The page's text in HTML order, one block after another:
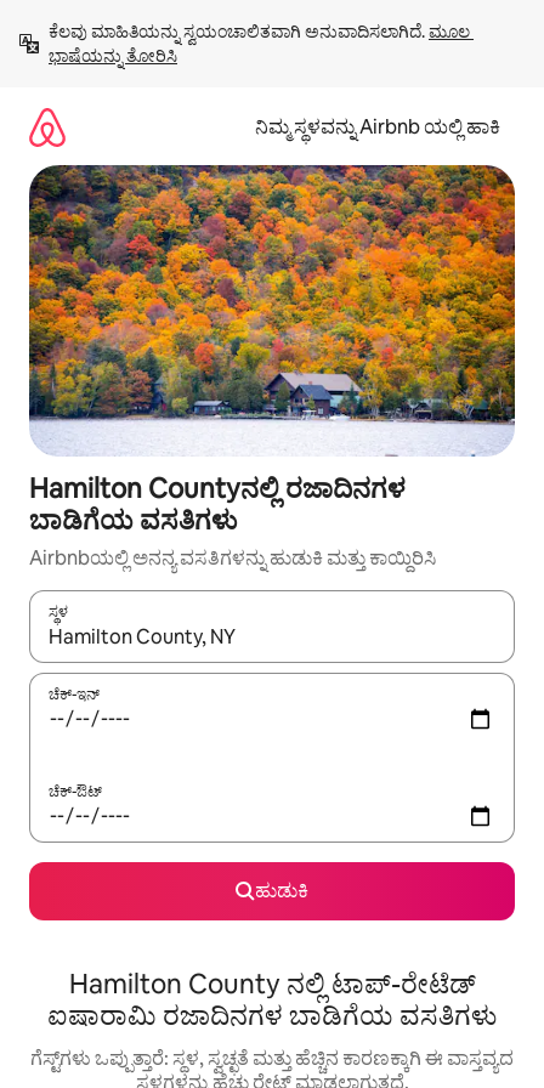
ಹೋಗಿ
ಕೆಲವು ಮಾಹಿತಿಯನ್ನು ಸ್ವಯಂಚಾಲಿತವಾಗಿ ಅನುವಾದಿಸಲಾಗಿದೆ. ಮೂಲ
ಭಾಷೆಯನ್ನು ತೋರಿಸಿ
ನಿಮ್ಮ ಸ್ಥಳವನ್ನು Airbnb ಯಲ್ಲಿ ಹಾಕಿ
Hamilton Countyನಲ್ಲಿ ರಜಾದಿನಗಳ
ಬಾಡಿಗೆಯ ವಸತಿಗಳು
Airbnbಯಲ್ಲಿ ಅನನ್ಯ ವಸತಿಗಳನ್ನು ಹುಡುಕಿ ಮತ್ತು ಕಾಯ್ದಿರಿಸಿ
ಸ್ಥಳ
ಫಲಿತಾಂಶಗಳು ಲಭ್ಯವಿರುವಾಗ, ಅಪ್ ಮತ್ತು ಡೌನ್ ಬಾಣದ ಕೀಲಿಗಳೊಂದಿಗೆ
ಚೆಕ್-ಇನ್
ಚೆಕ್-ಔಟ್
ಹುಡುಕಿ
Hamilton County ನಲ್ಲಿ ಟಾಪ್-ರೇಟೆಡ್
ಐಷಾರಾಮಿ ರಜಾದಿನಗಳ ಬಾಡಿಗೆಯ ವಸತಿಗಳು
ಗೆಸ್ಟ್‌ಗಳು ಒಪ್ಪುತ್ತಾರೆ: ಸ್ಥಳ, ಸ್ವಚ್ಛತೆ ಮತ್ತು ಹೆಚ್ಚಿನ ಕಾರಣಕ್ಕಾಗಿ ಈ ವಾಸ್ತವ್ಯದ
ಸ್ಥಳಗಳನ್ನು ಹೆಚ್ಚು ರೇಟ್ ಮಾಡಲಾಗುತ್ತದೆ.